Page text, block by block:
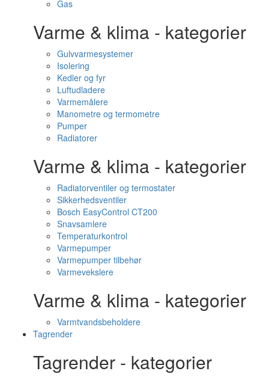
Gas
Varme & klima - kategorier
Gulvvarmesystemer
Isolering
Kedler og fyr
Luftudladere
Varmemålere
Manometre og termometre
Pumper
Radiatorer
Varme & klima - kategorier
Radiatorventiler og termostater
Sikkerhedsventiler
Bosch EasyControl CT200
Snavsamlere
Temperaturkontrol
Varmepumper
Varmepumper tilbehør
Varmevekslere
Varme & klima - kategorier
Varmtvandsbeholdere
Tagrender
Tagrender - kategorier